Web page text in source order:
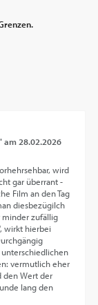
am 28.02.2026
wird
gar überrant -
Film an den Tag
diesbezügilch
minder zufällig
wirkt hierbei
vermutlich eher
den Wert der
lang den